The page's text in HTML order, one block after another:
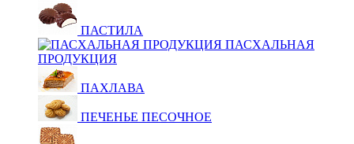
ПАСТИЛА
ПАСХАЛЬНАЯ
ПРОДУКЦИЯ
ПАХЛАВА
ПЕЧЕНЬЕ ПЕСОЧНОЕ